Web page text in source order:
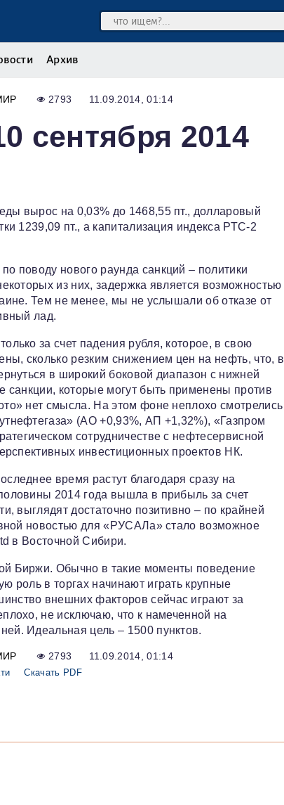
Архив
2793 11.09.2014, 01:14
сентября 2014
вырос на 0,03% до 1468,55 пт., долларовый
1239,09 пт., а капитализация индекса РТС-2
поводу нового раунда санкций – политики
из них, задержка является возможностью
Тем не менее, мы не услышали об отказе от
лад.
за счет падения рубля, которое, в свою
сколько резким снижением цен на нефть, что, в
в широкий боковой диапазон с нижней
которые могут быть применены против
нет смысла. На этом фоне неплохо смотрелись
(АО +0,93%, АП +1,32%), «Газпром
сотрудничестве с нефтесервисной
инвестиционных проектов НК.
время растут благодаря сразу на
2014 года вышла в прибыль за счет
выглядят достаточно позитивно – по крайней
новостью для «РУСАЛа» стало возможное
в Восточной Сибири.
Биржи. Обычно в такие моменты поведение
роль в торгах начинают играть крупные
внешних факторов сейчас играют за
не исключаю, что к намеченной на
Идеальная цель – 1500 пунктов.
2793 11.09.2014, 01:14
Скачать PDF